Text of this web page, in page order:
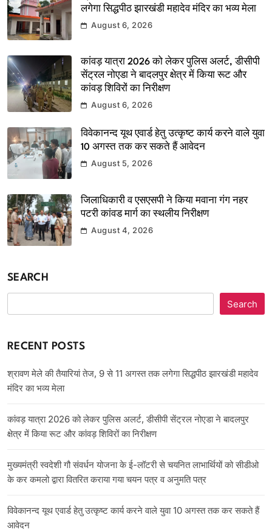
लगेगा सिद्धपीठ झारखंडी महादेव मंदिर का भव्य मेला
August 6, 2026
कांवड़ यात्रा 2026 को लेकर पुलिस अलर्ट, डीसीपी
सेंट्रल नोएडा ने बादलपुर क्षेत्र में किया रूट और
कांवड़ शिविरों का निरीक्षण
August 6, 2026
विवेकानन्द यूथ एवार्ड हेतु उत्कृष्ट कार्य करने वाले युवा
10 अगस्त तक कर सकते हैं आवेदन
August 5, 2026
जिलाधिकारी व एसएसपी ने किया मवाना गंग नहर
पटरी कांवड मार्ग का स्थलीय निरीक्षण
August 4, 2026
SEARCH
Search
RECENT POSTS
श्रावण मेले की तैयारियां तेज, 9 से 11 अगस्त तक लगेगा सिद्धपीठ झारखंडी महादेव
मंदिर का भव्य मेला
कांवड़ यात्रा 2026 को लेकर पुलिस अलर्ट, डीसीपी सेंट्रल नोएडा ने बादलपुर
क्षेत्र में किया रूट और कांवड़ शिविरों का निरीक्षण
मुख्यमंत्री स्वदेशी गौ संवर्धन योजना के ई-लॉटरी से चयनित लाभार्थियों को सीडीओ
के कर कमलो द्वारा वितरित कराया गया चयन पत्र व अनुमति पत्र
विवेकानन्द यूथ एवार्ड हेतु उत्कृष्ट कार्य करने वाले युवा 10 अगस्त तक कर सकते हैं
आवेदन